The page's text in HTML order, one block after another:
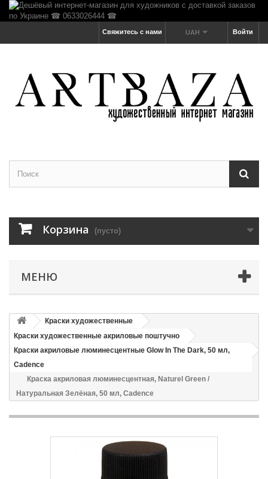
Войти
UAH
Свяжитесь с нами
Корзина (пусто)
МЕНЮ
Краски художественные
Краски художественные акриловые поштучно
Краски акриловые люминесцентные Glow In The Dark, 50 мл,
Cadence
Краска акриловая люминесцентная, Naturel Green /
Натуральная Зелёная, 50 мл, Cadence